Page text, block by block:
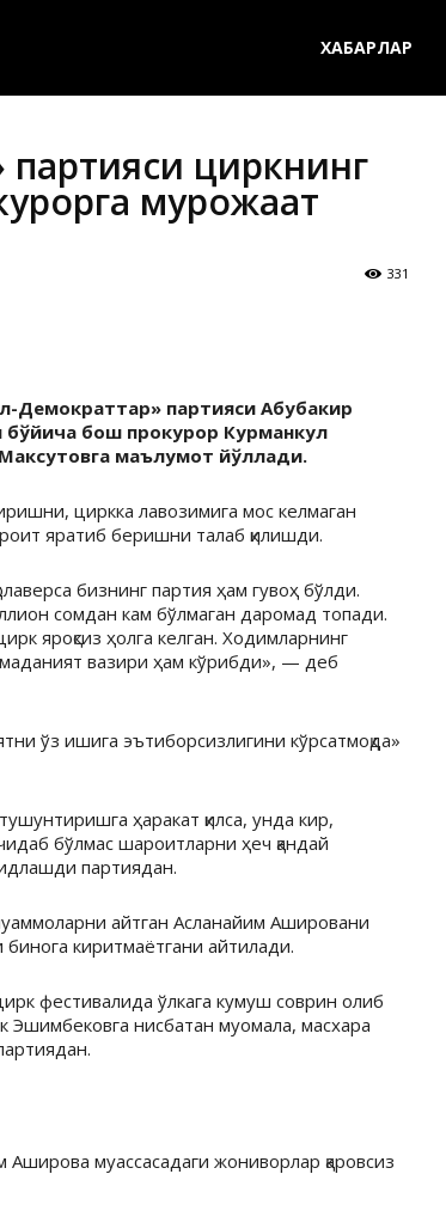
ХАБАРЛАР
циркнинг
мурожаат
331
Демократтар» партияси Абубакир
бўйича бош прокурор Курманкул
маълумот йўллади.
циркка лавозимига мос келмаган
яратиб беришни талаб қилишди.
бизнинг партия ҳам гувоҳ бўлди.
сомдан кам бўлмаган даромад топади.
яроқсиз ҳолга келган. Ходимларнинг
вазири ҳам кўрибди», — деб
ўз ишига эътиборсизлигини кўрсатмоқда»
ҳаракат қилса, унда кир,
бўлмас шароитларни ҳеч қандай
партиядан.
айтган Асланайим Ашировани
киритмаётгани айтилади.
фестивалида ўлкага кумуш соврин олиб
Эшимбековга нисбатан муомала, масхара
муассасадаги жониворлар қаровсиз